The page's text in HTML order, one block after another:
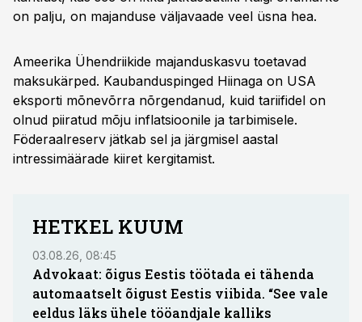
on palju, on majanduse väljavaade veel üsna hea.
Ameerika Ühendriikide majanduskasvu toetavad
maksukärped. Kaubanduspinged Hiinaga on USA
eksporti mõnevõrra nõrgendanud, kuid tariifidel on
olnud piiratud mõju inflatsioonile ja tarbimisele.
Föderaalreserv jätkab sel ja järgmisel aastal
intressimäärade kiiret kergitamist.
HETKEL KUUM
03.08.26, 08:45
Advokaat: õigus Eestis töötada ei tähenda
automaatselt õigust Eestis viibida. “See vale
eeldus läks ühele tööandjale kalliks